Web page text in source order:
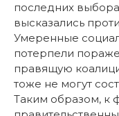
последних
высказались
Умеренные
потерпели
правящую
тоже не могут
Таким образом, к